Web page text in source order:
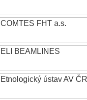
COMTES FHT a.s.
ELI BEAMLINES
Etnologický ústav AV